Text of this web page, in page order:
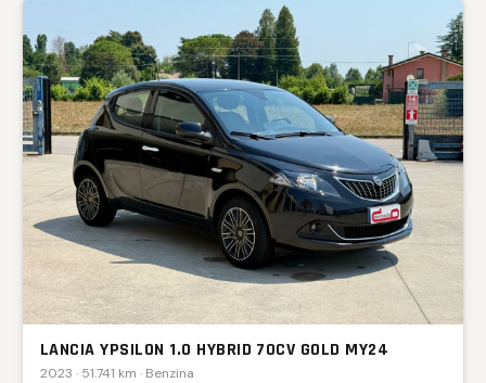
LANCIA YPSILON 1.0 HYBRID 70CV GOLD MY24
2023 · 51.741 km · Benzina